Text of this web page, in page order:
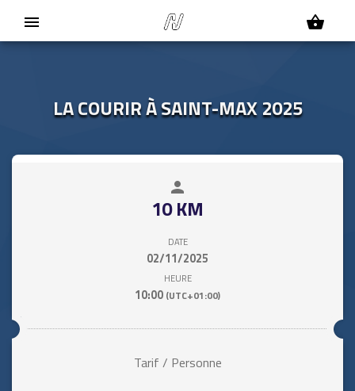
menu shopping_basket
LA COURIR À SAINT-MAX 2025
person
10 KM
DATE
02/11/2025
HEURE
10:00 (UTC+01:00)
Tarif / Personne